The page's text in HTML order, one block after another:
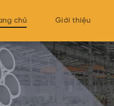
chủ Giới thiệu